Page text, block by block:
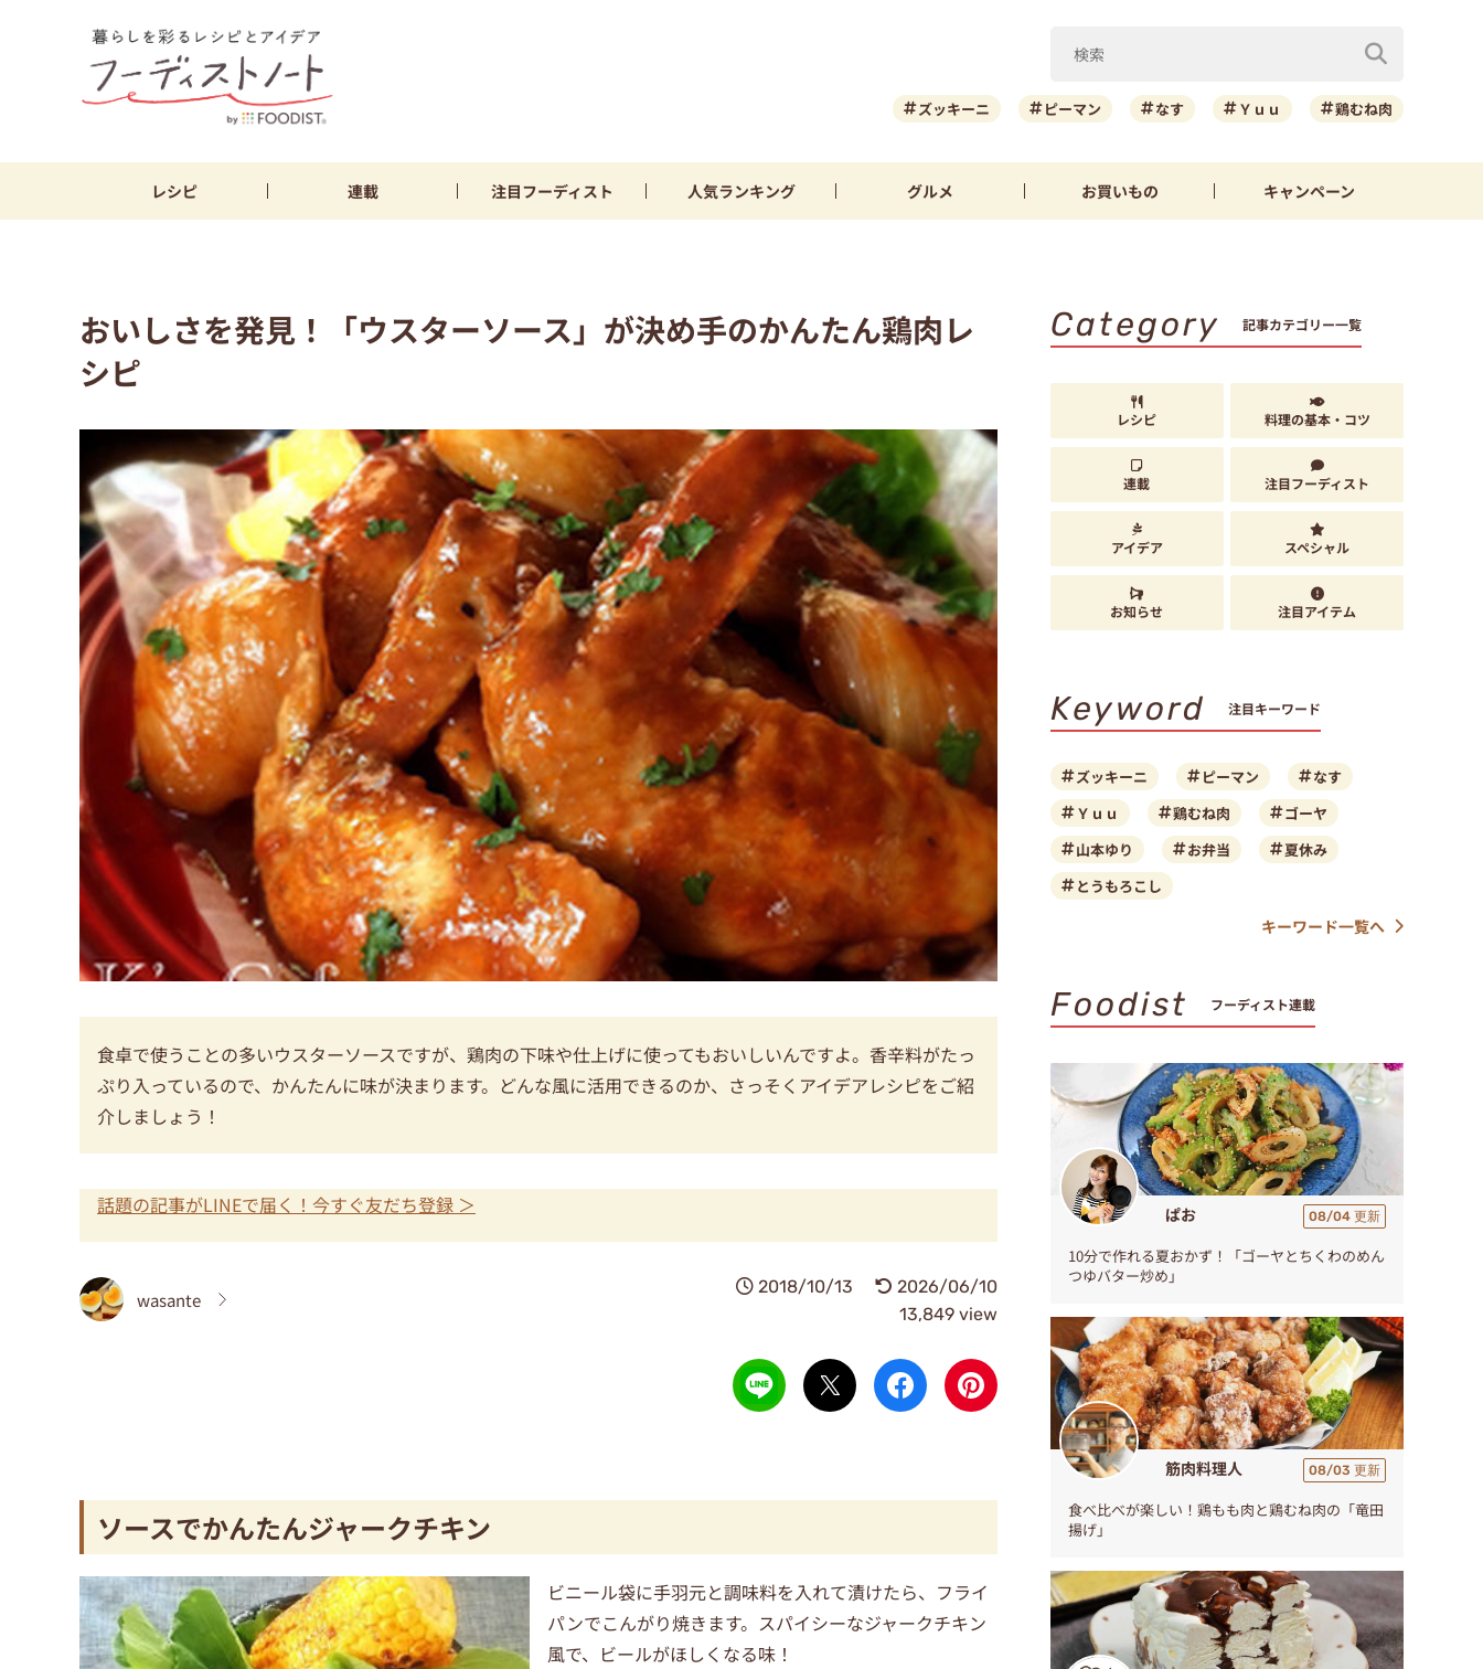
ズッキーニ ピーマン なす Ｙｕｕ 鶏むね肉
レシピ 連載 注目フーディスト 人気ランキング グルメ お買いもの キャンペーン
おいしさを発見！「ウスターソース」が決め手のかんたん鶏肉レ
シピ
食卓で使うことの多いウスターソースですが、鶏肉の下味や仕上げに使ってもおいしいんですよ。香辛料がたっ
ぷり入っているので、かんたんに味が決まります。どんな風に活用できるのか、さっそくアイデアレシピをご紹
介しましょう！
話題の記事がLINEで届く！今すぐ友だち登録 ＞
wasante
2018/10/13
2026/06/10
13,849 view
ソースでかんたんジャークチキン
ビニール袋に手羽元と調味料を入れて漬けたら、フライ
パンでこんがり焼きます。スパイシーなジャークチキン
風で、ビールがほしくなる味！
Category 記事カテゴリー一覧
レシピ 料理の基本・コツ
連載 注目フーディスト
アイデア スペシャル
お知らせ 注目アイテム
Keyword 注目キーワード
ズッキーニ ピーマン
なす
Ｙｕｕ
鶏むね肉
ゴーヤ
山本ゆり
お弁当
夏休み
とうもろこし
キーワード一覧へ
Foodist フーディスト連載
ぱお 08/04 更新
10分で作れる夏おかず！「ゴーヤとちくわのめん
つゆバター炒め」
筋肉料理人 08/03 更新
食べ比べが楽しい！鶏もも肉と鶏むね肉の「竜田
揚げ」